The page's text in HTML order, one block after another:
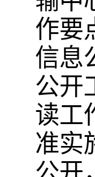
作要
信息
公开
读工
准实